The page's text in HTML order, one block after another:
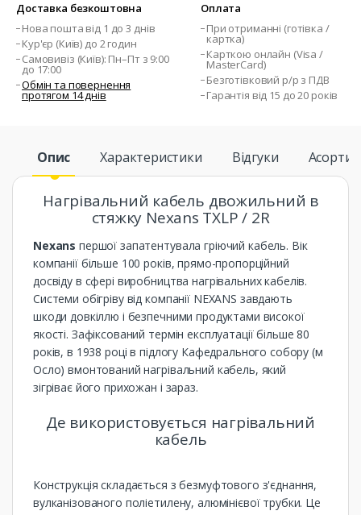
Доставка безкоштовна
Нова пошта від 1 до 3 днів
Кур'єр (Київ) до 2 годин
Самовивіз (Київ): Пн–Пт з 9:00
до 17:00
Обмін та повернення
протягом 14 днів
Оплата
При отриманні (готівка /
картка)
Карткою онлайн (Visa /
MasterCard)
Безготівковий р/р з ПДВ
Гарантія від 15 до 20 років
Опис Характеристики Відгуки
Нагрівальний кабель двожильний в
стяжку Nexans TXLP / 2R
Nexans першої запатентувала гріючий кабель. Вік
компанії більше 100 років, прямо-пропорційний
досвіду в сфері виробництва нагрівальних кабелів.
Системи обігріву від компанії NEXANS завдають
шкоди довкіллю і безпечними продуктами високої
якості. Зафіксований термін експлуатації більше 80
років, в 1938 році в підлогу Кафедрального собору (м
Осло) вмонтований нагрівальний кабель, який
зігріває його прихожан і зараз.
Де використовується нагрівальний
кабель
Конструкція складається з безмуфтового з'єднання,
вулканізованого поліетилену, алюмінієвої трубки. Це